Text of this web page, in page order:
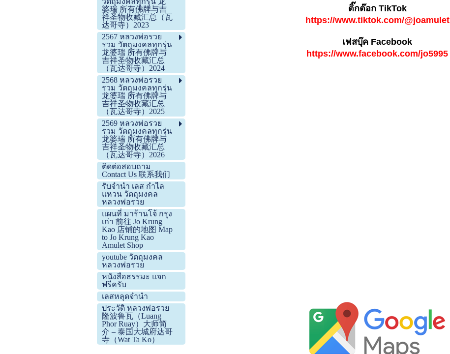
婆瑞 所有佛牌与吉
祥圣物收藏汇总（瓦
达哥寺）2023
2567 หลวงพ่อรวย
รวม วัตถุมงคลทุกรุ่น
龙婆瑞 所有佛牌与
吉祥圣物收藏汇总
（瓦达哥寺）2024
2568 หลวงพ่อรวย
รวม วัตถุมงคลทุกรุ่น
龙婆瑞 所有佛牌与
吉祥圣物收藏汇总
（瓦达哥寺）2025
2569 หลวงพ่อรวย
รวม วัตถุมงคลทุกรุ่น
龙婆瑞 所有佛牌与
吉祥圣物收藏汇总
（瓦达哥寺）2026
ติดต่อสอบถาม
Contact Us 联系我们
รับจำนำ เลส กำไล
แหวน วัตถุมงคล
หลวงพ่อรวย
แผนที่ มาร้านโจ้ กรุง
เก่า 前往 Jo Krung
Kao 店铺的地图 Map
to Jo Krung Kao
Amulet Shop
youtube วัตถุมงคล
หลวงพ่อรวย
หนังสือธรรมะ แจก
ฟรีครับ
เลสหลุดจำนำ
ประวัติ หลวงพ่อรวย
隆波鲁瓦（Luang
Phor Ruay）大师简
介 – 泰国大城府达哥
寺（Wat Ta Ko）
ติ๊กต๊อก TikTok
https://www.tiktok.com/@joamulet
เฟสบุ๊ค Facebook
https://www.facebook.com/jo5995